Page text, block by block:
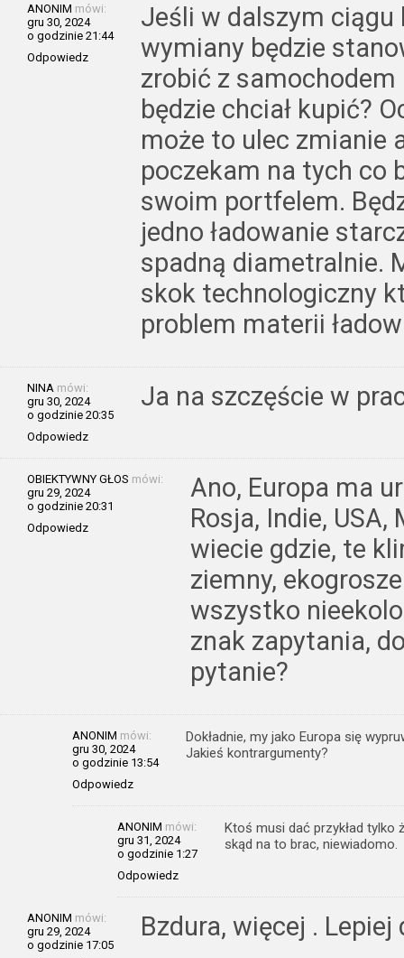
ANONIM mówi:
gru 30, 2024
o godzinie 21:44
Odpowiedz
Jeśli w dalszym
wymiany będzie
zrobić z
będzie chciał kupić?
może to ulec zmianie
poczekam na tych co
swoim portfelem.
jedno ładowanie
spadną diametralnie.
skok technologiczny
problem materii
NINA mówi:
gru 30, 2024
o godzinie 20:35
Odpowiedz
Ja na szczęście w
OBIEKTYWNY GŁOS mówi:
gru 29, 2024
o godzinie 20:31
Odpowiedz
Ano, Europa ma
Rosja, Indie,
wiecie gdzie, te
ziemny,
wszystko
znak zapytania,
pytanie?
ANONIM mówi:
gru 30, 2024
o godzinie 13:54
Odpowiedz
Dokładnie, my jako Europa się
Jakieś kontrargumenty?
ANONIM mówi:
gru 31, 2024
o godzinie 1:27
Odpowiedz
Ktoś musi dać przykład tylko
skąd na to brac, niewiadomo.
ANONIM mówi:
gru 29, 2024
o godzinie 17:05
Bzdura, więcej .